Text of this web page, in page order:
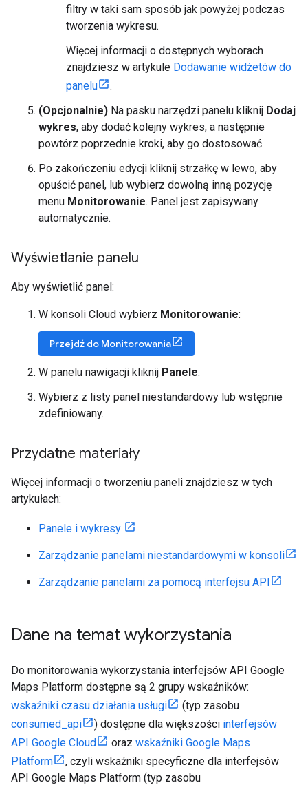
filtry w taki sam sposób jak powyżej podczas
tworzenia wykresu.
Więcej informacji o dostępnych wyborach
znajdziesz w artykule Dodawanie widżetów do
panelu
.
(Opcjonalnie) Na pasku narzędzi panelu kliknij Dodaj
wykres, aby dodać kolejny wykres, a następnie
powtórz poprzednie kroki, aby go dostosować.
Po zakończeniu edycji kliknij strzałkę w lewo, aby
opuścić panel, lub wybierz dowolną inną pozycję
menu Monitorowanie. Panel jest zapisywany
automatycznie.
Wyświetlanie panelu
Aby wyświetlić panel:
W konsoli Cloud wybierz Monitorowanie:
Przejdź do Monitorowania
W panelu nawigacji kliknij Panele.
Wybierz z listy panel niestandardowy lub wstępnie
zdefiniowany.
Przydatne materiały
Więcej informacji o tworzeniu paneli znajdziesz w tych
artykułach:
Panele i wykresy
Zarządzanie panelami niestandardowymi w konsoli
Zarządzanie panelami za pomocą interfejsu API
Dane na temat wykorzystania
Do monitorowania wykorzystania interfejsów API Google
Maps Platform dostępne są 2 grupy wskaźników:
wskaźniki czasu działania usługi
(typ zasobu
consumed_api
) dostępne dla większości interfejsów
API Google Cloud
oraz wskaźniki Google Maps
Platform
, czyli wskaźniki specyficzne dla interfejsów
API Google Maps Platform (typ zasobu